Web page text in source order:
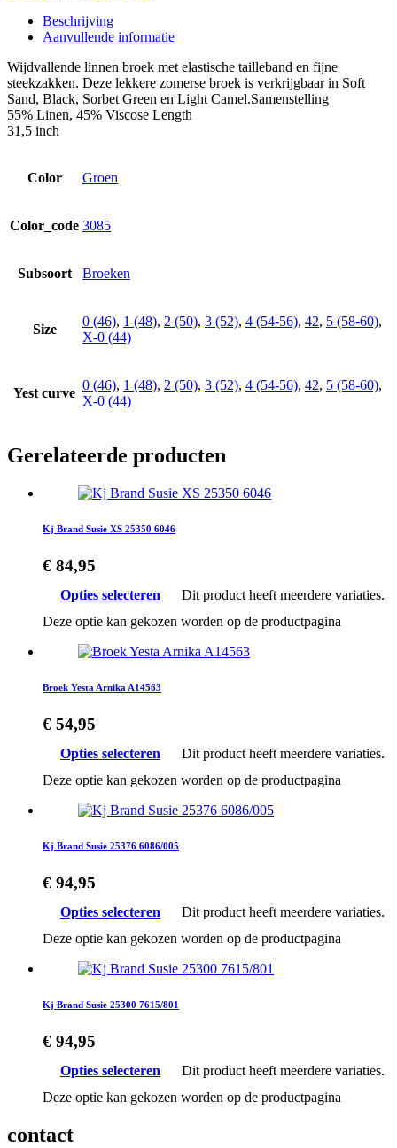
Beschrijving
Aanvullende informatie
Wijdvallende linnen broek met elastische tailleband en fijne
steekzakken. Deze lekkere zomerse broek is verkrijgbaar in Soft
Sand, Black, Sorbet Green en Light Camel.Samenstelling
55% Linen, 45% Viscose Length
31,5 inch
Color Groen
Color_code 3085
Subsoort Broeken
Size
0 (46), 1 (48), 2 (50), 3 (52), 4 (54-56), 42, 5 (58-60),
X-0 (44)
Yest curve
0 (46), 1 (48), 2 (50), 3 (52), 4 (54-56), 42, 5 (58-60),
X-0 (44)
Gerelateerde producten
Kj Brand Susie XS 25350 6046
€ 84,95
Opties selecteren
Dit product heeft meerdere variaties.
Deze optie kan gekozen worden op de productpagina
Broek Yesta Arnika A14563
€ 54,95
Opties selecteren
Dit product heeft meerdere variaties.
Deze optie kan gekozen worden op de productpagina
Kj Brand Susie 25376 6086/005
€ 94,95
Opties selecteren
Dit product heeft meerdere variaties.
Deze optie kan gekozen worden op de productpagina
Kj Brand Susie 25300 7615/801
€ 94,95
Opties selecteren
Dit product heeft meerdere variaties.
Deze optie kan gekozen worden op de productpagina
contact